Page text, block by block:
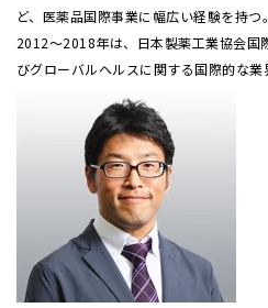
ど、医薬品国際事業に幅広い経験を持つ。
2012～2018年は、日本製薬工業協会国
びグローバルヘルスに関する国際的な業